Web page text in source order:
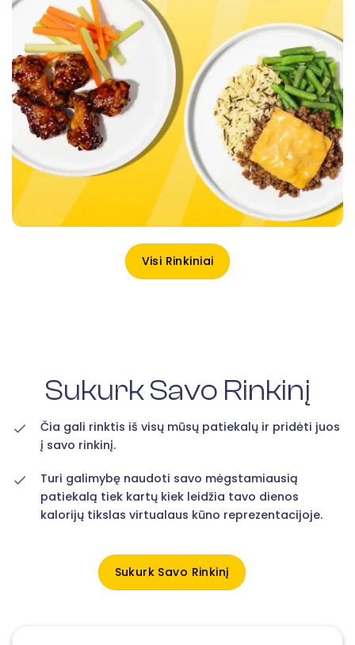
Visi Rinkiniai
Sukurk Savo Rinkinį
Čia gali rinktis iš visų mūsų patiekalų ir pridėti juos
į savo rinkinį.
Turi galimybę naudoti savo mėgstamiausią
patiekalą tiek kartų kiek leidžia tavo dienos
kalorijų tikslas virtualaus kūno reprezentacijoje.
Sukurk Savo Rinkinį